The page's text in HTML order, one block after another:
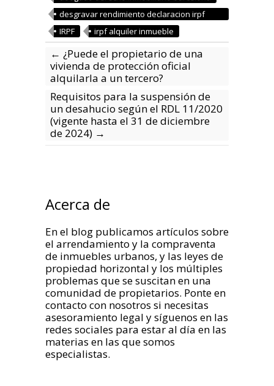
desgravar rendimiento declaracion irpf
viviendas alquiler
IRPF irpf alquiler inmueble
← ¿Puede el propietario de una
vivienda de protección oficial
alquilarla a un tercero?
Requisitos para la suspensión de
un desahucio según el RDL 11/2020
(vigente hasta el 31 de diciembre
de 2024) →
Acerca de
En el blog publicamos artículos sobre
el arrendamiento y la compraventa
de inmuebles urbanos, y las leyes de
propiedad horizontal y los múltiples
problemas que se suscitan en una
comunidad de propietarios. Ponte en
contacto con nosotros si necesitas
asesoramiento legal y síguenos en las
redes sociales para estar al día en las
materias en las que somos
especialistas.